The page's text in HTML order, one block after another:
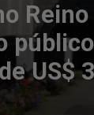
US$